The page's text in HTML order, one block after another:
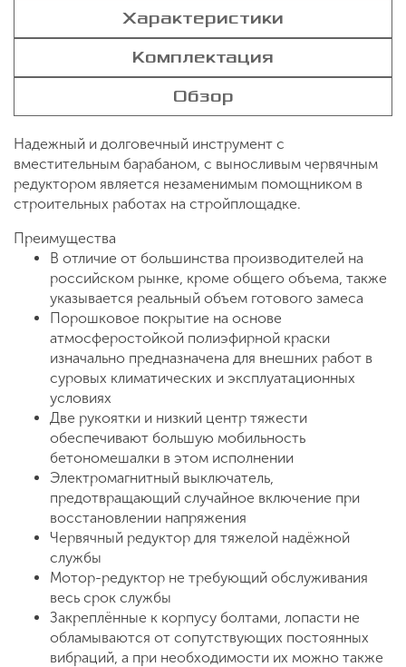
Характеристики
Комплектация
Обзор
Надежный и долговечный инструмент с
вместительным барабаном, с выносливым червячным
редуктором является незаменимым помощником в
строительных работах на стройплощадке.
Преимущества
В отличие от большинства производителей на
российском рынке, кроме общего объема, также
указывается реальный объем готового замеса
Порошковое покрытие на основе
атмосферостойкой полиэфирной краски
изначально предназначена для внешних работ в
суровых климатических и эксплуатационных
условиях
Две рукоятки и низкий центр тяжести
обеспечивают большую мобильность
бетономешалки в этом исполнении
Электромагнитный выключатель,
предотвращающий случайное включение при
восстановлении напряжения
Червячный редуктор для тяжелой надёжной
службы
Мотор-редуктор не требующий обслуживания
весь срок службы
Закреплённые к корпусу болтами, лопасти не
обламываются от сопутствующих постоянных
вибраций, а при необходимости их можно также